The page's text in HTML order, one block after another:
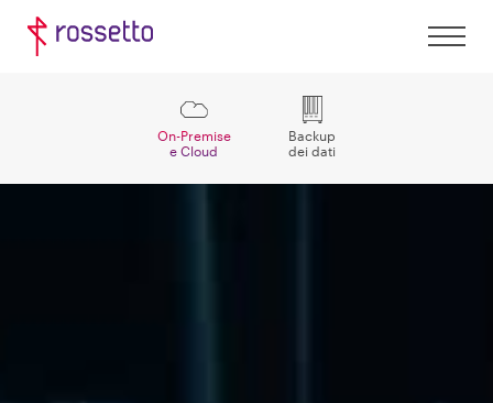
On-Premise
e Cloud
Backup
dei dati